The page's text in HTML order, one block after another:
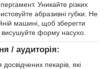
Уникайте різких
абразивні губки. Не
машині, щоб зберегти
висушуйте форму насухо.
/ аудиторія:
досвідчених пекарів, які